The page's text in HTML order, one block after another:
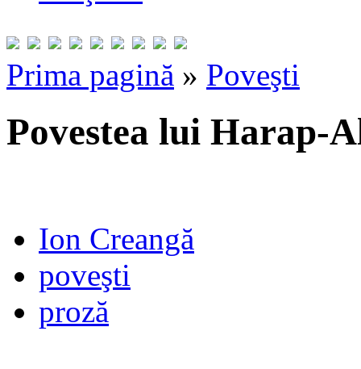
Prima pagină » Poveşti
Povestea lui Harap-
Ion Creangă
poveşti
proză